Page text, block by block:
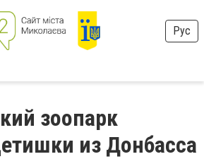
Рус
зоопарк
из Донбасса